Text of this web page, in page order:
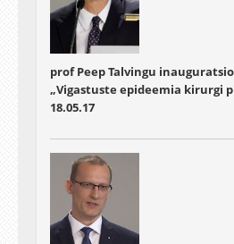
prof Peep Talvingu
„Vigastuste epideemia kirurgi
18.05.17